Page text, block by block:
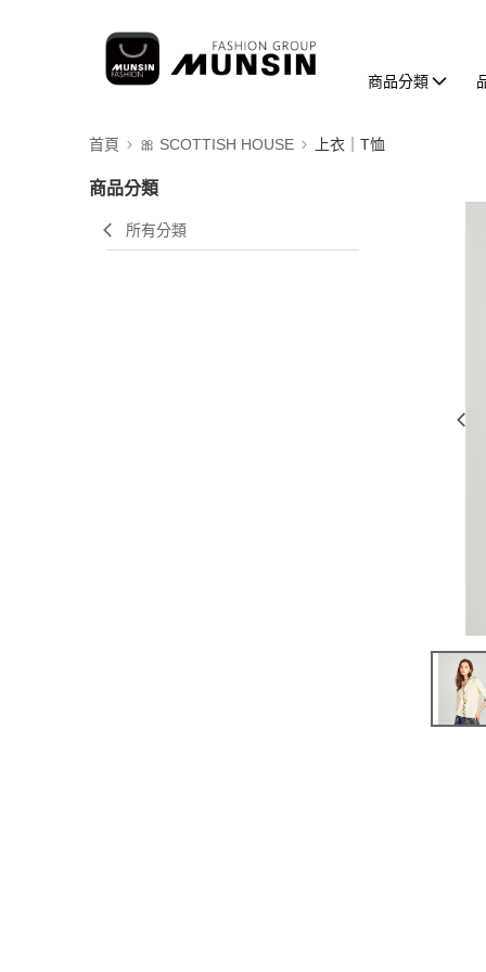
商品分類
首頁 🎀 SCOTTISH HOUSE 上衣｜T恤
商品分類
所有分類